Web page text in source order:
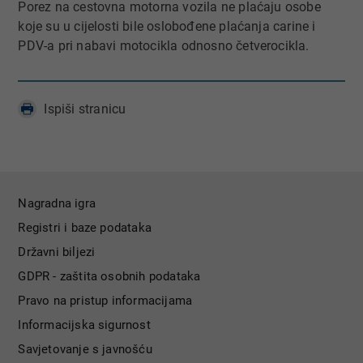
Porez na cestovna motorna vozila ne plaćaju osobe
koje su u cijelosti bile oslobođene plaćanja carine i
PDV-a pri nabavi motocikla odnosno četverocikla.
Ispiši stranicu
Nagradna igra
Registri i baze podataka
Državni biljezi
GDPR - zaštita osobnih podataka
Pravo na pristup informacijama
Informacijska sigurnost
Savjetovanje s javnošću